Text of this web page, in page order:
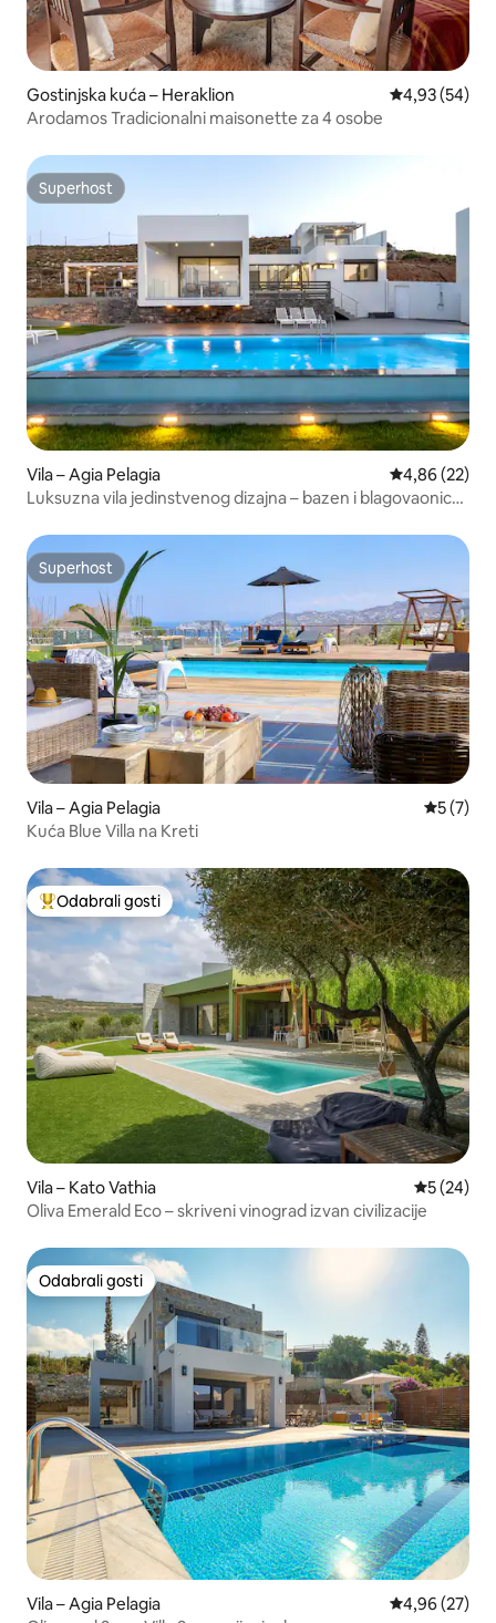
Gostinjska kuća – Heraklion Prosječna
4,93 (54)
Arodamos Tradicionalni maisonette za 4 osobe
Superhost
Superhost
Vila – Agia Pelagia Prosječna
4,86 (22)
Luksuzna vila jedinstvenog dizajna – bazen i blagovaonica
Superhost
Superhost
Vila – Agia Pelagia
5 (7)
Kuća Blue Villa na Kreti
Među najviše rangiranima s oznakom „Odabrali gosti”
Odabrali gosti
Vila – Kato Vathia Prosječna
5 (24)
Oliva Emerald Eco – skriveni vinograd izvan civilizacije
Odabrali gosti
Odabrali gosti
Vila – Agia Pelagia Prosječna
4,96 (27)